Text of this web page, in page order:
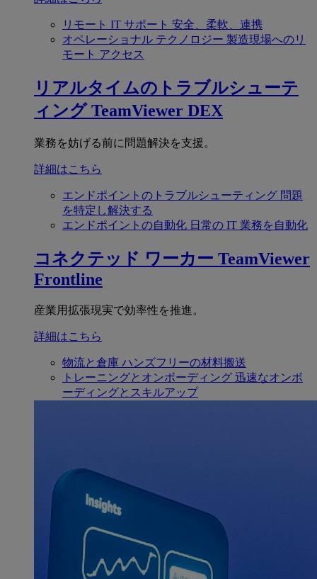
リモート IT サポート 安全、柔軟、連携
オペレーショナル テクノロジー 製造現場へのリ
モート アクセス
リアルタイムのトラブルシューテ
ィング TeamViewer DEX
業務を妨げる前に問題解決を支援。
詳細はこちら
エンドポイントのトラブルシューティング 問題
を特定し解決する
エンドポイントの自動化 日常の IT 業務を自動化
コネクテッド ワーカー TeamViewer
Frontline
産業用拡張現実で効率性を推進。
詳細はこちら
物流と倉庫 ハンズフリーの材料搬送
トレーニングとオンボーディング 迅速なオンボ
ーディングとスキルアップ